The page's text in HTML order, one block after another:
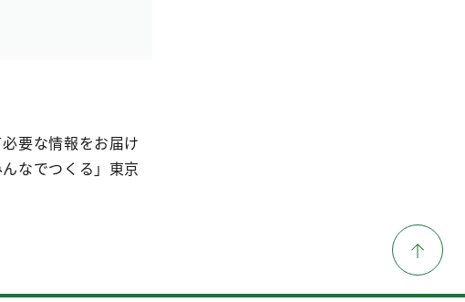
要な情報をお届け
なでつくる」東京